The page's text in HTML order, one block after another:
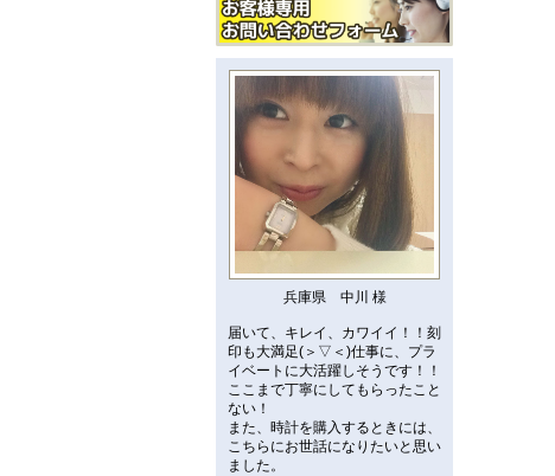
兵庫県 中川 様
届いて、キレイ、カワイイ！！刻
印も大満足(＞▽＜)仕事に、プラ
イベートに大活躍しそうです！！
ここまで丁寧にしてもらったこと
ない！
また、時計を購入するときには、
こちらにお世話になりたいと思い
ました。